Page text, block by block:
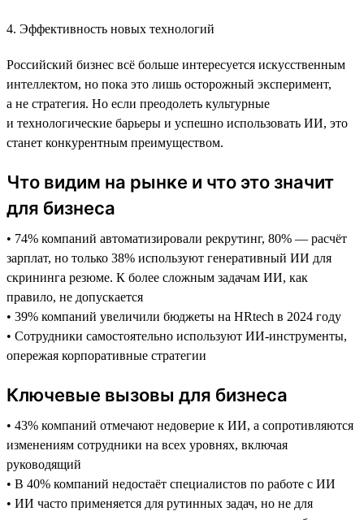
4. Эффективность новых технологий
Российский бизнес всё больше интересуется искусственным
интеллектом, но пока это лишь осторожный эксперимент,
а не стратегия. Но если преодолеть культурные
и технологические барьеры и успешно использовать ИИ, это
станет конкурентным преимуществом.
Что видим на рынке и что это значит
для бизнеса
• 74% компаний автоматизировали рекрутинг, 80% — расчёт
зарплат, но только 38% используют генеративный ИИ для
скрининга резюме. К более сложным задачам ИИ, как
правило, не допускается
• 39% компаний увеличили бюджеты на HRtech в 2024 году
• Сотрудники самостоятельно используют ИИ-инструменты,
опережая корпоративные стратегии
Ключевые вызовы для бизнеса
• 43% компаний отмечают недоверие к ИИ, а сопротивляются
изменениям сотрудники на всех уровнях, включая
руководящий
• В 40% компаний недостаёт специалистов по работе с ИИ
• ИИ часто применяется для рутинных задач, но не для